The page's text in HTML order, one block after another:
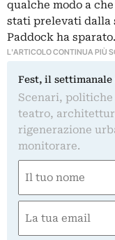
qualche modo a
stati prelevati dalla
Paddock ha sparato.
L'ARTICOLO CONTINUA PIÙ
Fest, il
Scenari,
teatro,
rigenerazione
monitorare.
(Obbligatorio)
Nome
(Obbligatorio)